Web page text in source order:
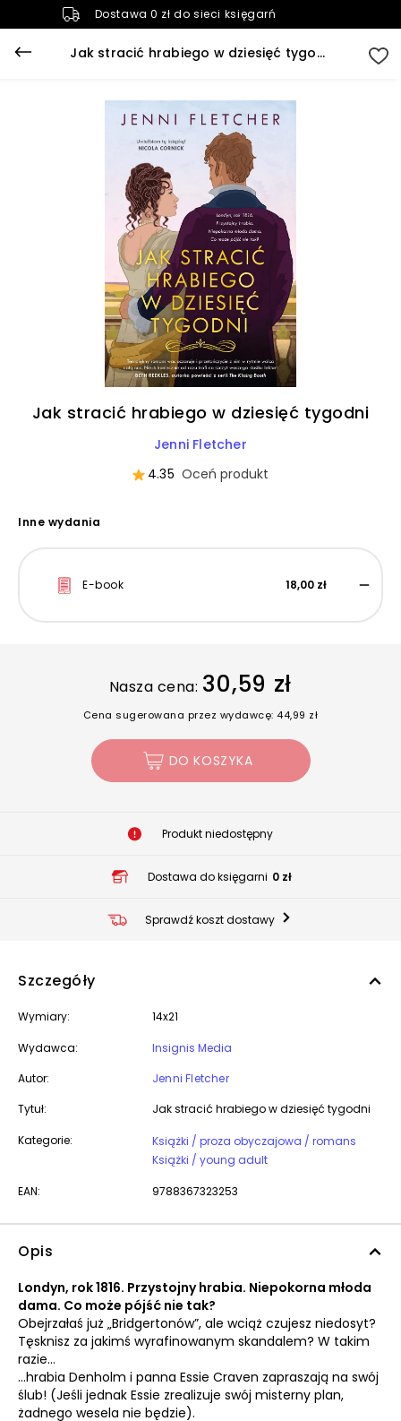
Dostawa 0 zł do sieci księgarń
Jak stracić hrabiego w dziesięć tygodni
Jak stracić hrabiego w dziesięć tygodni
Jenni Fletcher
4.35 Oceń produkt
Inne wydania
E-book 18,00 zł
Nasza cena: 30,59 zł
Cena sugerowana przez wydawcę: 44,99 zł
DO KOSZYKA
Produkt niedostępny
Dostawa do księgarni 0 zł
Sprawdź koszt dostawy
Szczegóły
Wymiary: 14x21
Wydawca:
Insignis Media
Autor:
Jenni Fletcher
Tytuł:
Jak stracić hrabiego w dziesięć tygodni
Kategorie:
Książki / proza obyczajowa / romans
Książki / young adult
EAN: 9788367323253
Opis
Londyn, rok 1816. Przystojny hrabia. Niepokorna młoda
dama. Co może pójść nie tak?
Obejrzałaś już „Bridgertonów”, ale wciąż czujesz niedosyt?
Tęsknisz za jakimś wyrafinowanym skandalem? W takim
razie…
…hrabia Denholm i panna Essie Craven zapraszają na swój
ślub! (Jeśli jednak Essie zrealizuje swój misterny plan,
żadnego wesela nie będzie).